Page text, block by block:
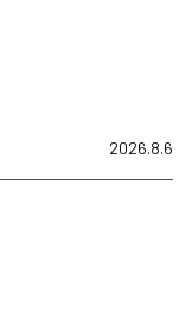
2026.8.6